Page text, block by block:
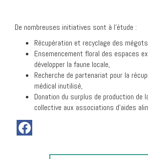
De nombreuses initiatives sont à l’étude :
Récupération et recyclage des
Ensemencement floral des espaces
développer la faune locale,
Recherche de partenariat pour la
médical inutilisé,
Donation du surplus de production de
collective aux associations d’aides